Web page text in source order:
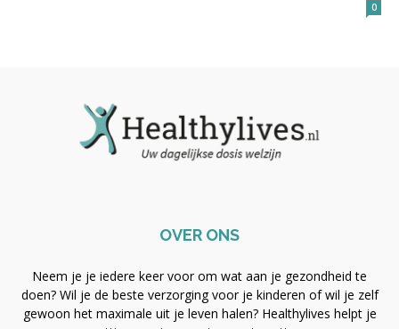
0
OVER ONS
Neem je je iedere keer voor om wat aan je gezondheid te
doen? Wil je de beste verzorging voor je kinderen of wil je zelf
gewoon het maximale uit je leven halen? Healthylives helpt je